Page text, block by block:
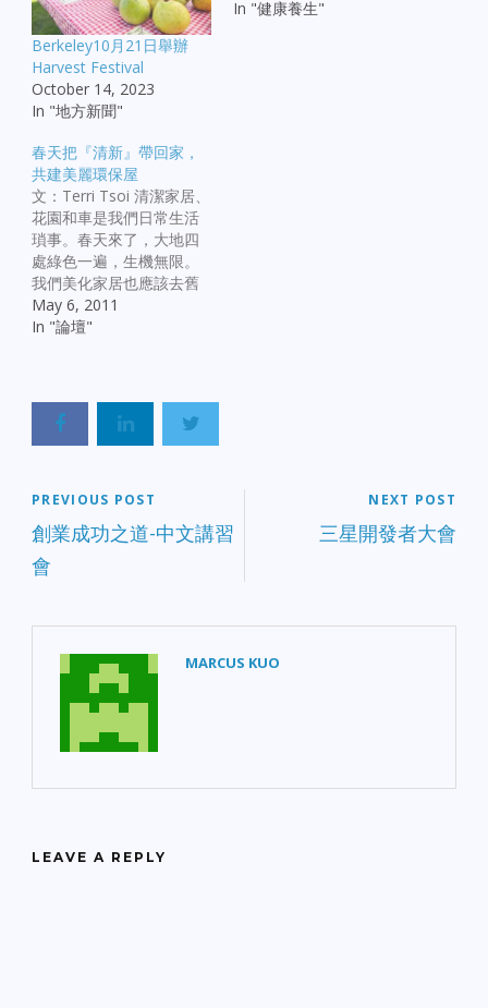
Berkeley10月21日舉辦
Harvest Festival
October 14, 2023
In "地方新聞"
In "健康養生"
春天把『清新』帶回家，
共建美麗環保屋
文：Terri Tsoi 清潔家居、
花園和車是我們日常生活
瑣事。春天來了，大地四
處綠色一遍，生機無限。
我們美化家居也應該去舊
迎新，來個清新開始，使
用嶄新的綠色方法。 灣區
無毒的清潔和殺蟲劑、節
約用水及把有害廢物，如
保專家提供了一些簡單方
便、省錢又環保的方法來
清潔家居、花園和車。 如
何選擇清潔產品？ 首選無
致眼睛、皮膚和呼吸道過
敏，以及影響免疫系統和
身體健康。我們應該選擇
那些帶有積極環保性質的
產品，例如：可自然分
解、低毒性、容易揮發。
損害減至最低，又可保謢
(Caution）、警告
May 6, 2011
In "論壇"
PREVIOUS POST
創業成功之道-中文講習
會
NEXT POST
三星開發者大會
MARCUS KUO
LEAVE A REPLY